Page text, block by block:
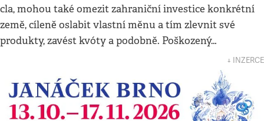
cla, mohou také omezit zahraniční investice konkrétní
země, cíleně oslabit vlastní měnu a tím zlevnit své
produkty, zavést kvóty a podobně. Poškozený…
↓ INZERCE